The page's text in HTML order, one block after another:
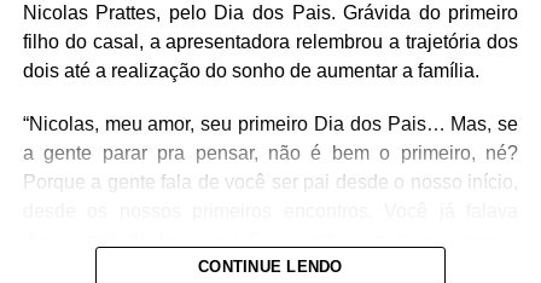
Nicolas Prattes, pelo Dia dos Pais. Grávida do primeiro
filho do casal, a apresentadora relembrou a trajetória dos
dois até a realização do sonho de aumentar a família.
“Nicolas, meu amor, seu primeiro Dia dos Pais… Mas, se
a gente parar pra pensar, não é bem o primeiro, né?
Porque a gente fala de você ser pai desde o nosso início,
eu até achava que podia ser papo… porque eu já era
CONTINUE LENDO